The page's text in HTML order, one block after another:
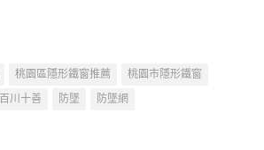
桃園區隱形鐵窗推薦
桃園市隱形鐵窗
百川十善 防墜 防墜網